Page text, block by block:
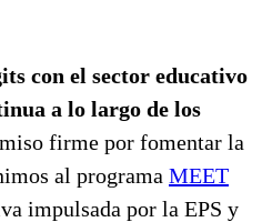
con el sector educativo
a lo largo de los
firme por fomentar la
al programa MEET
impulsada por la EPS y